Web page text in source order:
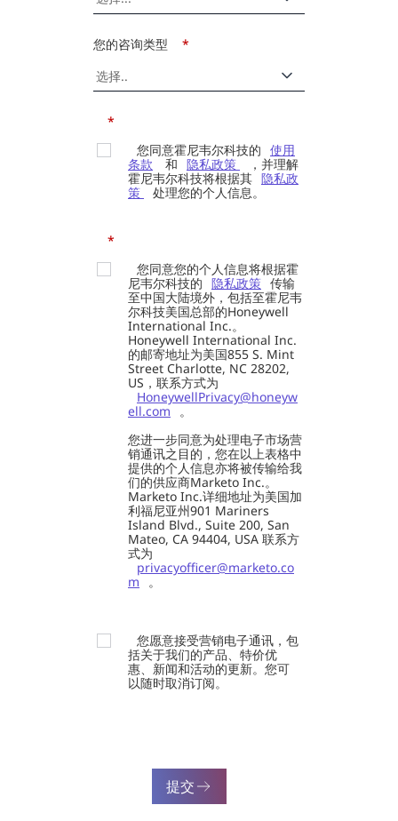
*
您的咨询类型
*
您同意霍尼韦尔科技的 使用
条款
和 隐私政策
，并理解
霍尼韦尔科技将根据其 隐私政
策
处理您的个人信息。
*
您同意您的个人信息将根据霍
尼韦尔科技的 隐私政策 传输
至中国大陆境外，包括至霍尼韦
尔科技美国总部的Honeywell
International Inc.。
Honeywell International Inc.
的邮寄地址为美国855 S. Mint
Street Charlotte, NC 28202,
US，联系方式为
HoneywellPrivacy@honeyw
ell.com
。
您进一步同意为处理电子市场营
销通讯之目的，您在以上表格中
提供的个人信息亦将被传输给我
们的供应商Marketo Inc.。
Marketo Inc.详细地址为美国加
利福尼亚州901 Mariners
Island Blvd., Suite 200, San
Mateo, CA 94404, USA 联系方
式为
privacyofficer@marketo.co
m 。
您愿意接受营销电子通讯，包
括关于我们的产品、特价优
惠、新闻和活动的更新。您可
以随时取消订阅。
提交